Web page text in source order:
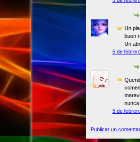
Un
buen
Un
5 de
nunca
5 de
Publicar un